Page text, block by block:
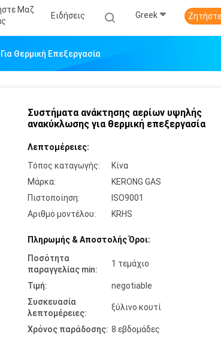
Μαζ
Ειδήσεις Greek
Θερμική Επεξεργασία
Συστήματα ανάκτησης αερίων υψηλής
ανακύκλωσης για θερμική επεξεργασία
Λεπτομέρειες:
Τόπος καταγωγής:
Κίνα
Μάρκα:
KERONG GAS
Πιστοποίηση:
ISO9001
Αριθμό μοντέλου:
KRHS
Πληρωμής & Αποστολής Όροι:
Ποσότητα
παραγγελίας min:
1 τεμάχιο
Τιμή:
negotiable
Συσκευασία
λεπτομέρειες:
ξύλινο κουτί
Χρόνος παράδοσης: 8 εβδομάδες